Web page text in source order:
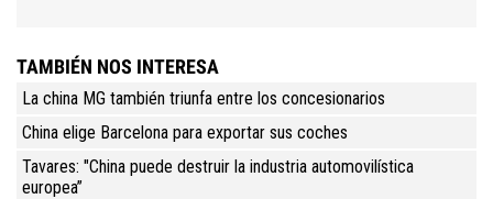
TAMBIÉN NOS INTERESA
La china MG también triunfa entre los concesionarios
China elige Barcelona para exportar sus coches
Tavares: "China puede destruir la industria automovilística
europea”